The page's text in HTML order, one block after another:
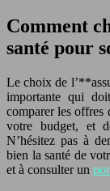
Comment
santé pour
Le choix de
importante qui
comparer les offres
votre budget, et
N’hésitez pas à
bien la santé de
et à consulter un